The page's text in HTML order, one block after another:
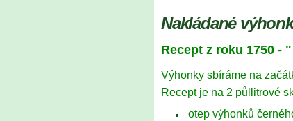
Nakládané
Recept z roku 1750 -
Výhonky sbíráme na
Recept je na 2 půllitrové
otep výhonků